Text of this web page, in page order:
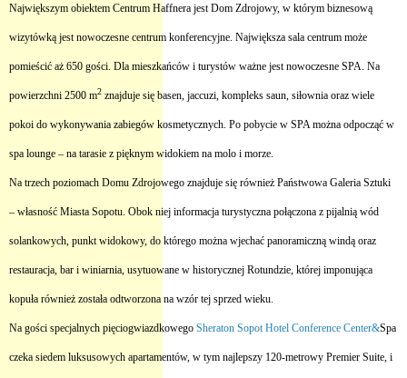
Największym obiektem Centrum Haffnera jest Dom Zdrojowy, w którym biznesową
wizytówką jest nowoczesne centrum konferencyjne. Największa sala centrum może
pomieścić aż 650 gości. Dla mieszkańców i turystów ważne jest nowoczesne SPA. Na
powierzchni 2500 m2 znajduje się basen, jaccuzi, kompleks saun, siłownia oraz wiele
pokoi do wykonywania zabiegów kosmetycznych. Po pobycie w SPA można odpocząć w
spa lounge – na tarasie z pięknym widokiem na molo i morze.
Na trzech poziomach Domu Zdrojowego znajduje się również Państwowa Galeria Sztuki
– własność Miasta Sopotu. Obok niej informacja turystyczna połączona z pijalnią wód
solankowych, punkt widokowy, do którego można wjechać panoramiczną windą oraz
restauracja, bar i winiarnia, usytuowane w historycznej Rotundzie, której imponująca
kopuła również została odtworzona na wzór tej sprzed wieku.
Na gości specjalnych pięciogwiazdkowego Sheraton Sopot Hotel Conference Center&Spa
czeka siedem luksusowych apartamentów, w tym najlepszy 120-metrowy Premier Suite, i